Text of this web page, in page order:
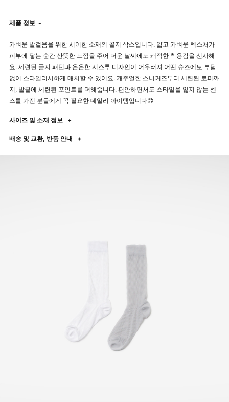
제품 정보 -
가벼운 발걸음을 위한 시어한 소재의 골지 삭스입니다. 얇고 가벼운 텍스처가
피부에 닿는 순간 산뜻한 느낌을 주어 더운 날씨에도 쾌적한 착용감을 선사해
요. 세련된 골지 패턴과 은은한 시스루 디자인이 어우러져 어떤 슈즈에도 부담
없이 스타일리시하게 매치할 수 있어요. 캐주얼한 스니커즈부터 세련된 로퍼까
지, 발끝에 세련된 포인트를 더해줍니다. 편안하면서도 스타일을 잃지 않는 센
스를 가진 분들에게 꼭 필요한 데일리 아이템입니다😊
사이즈 및 소재 정보 +
배송 및 교환, 반품 안내 +